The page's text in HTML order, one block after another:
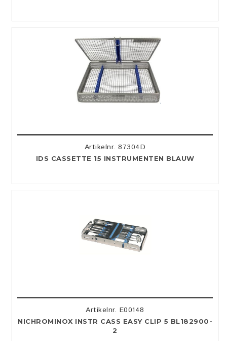
Artikelnr. 87304D
IDS CASSETTE 15 INSTRUMENTEN BLAUW
Artikelnr. E00148
NICHROMINOX INSTR CASS EASY CLIP 5 BL182900-
2